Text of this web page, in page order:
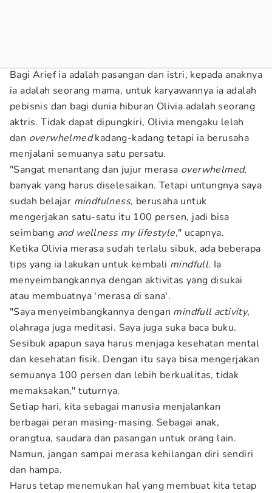
Bagi Arief ia adalah pasangan dan istri, kepada anaknya
ia adalah seorang mama, untuk karyawannya ia adalah
pebisnis dan bagi dunia hiburan Olivia adalah seorang
aktris. Tidak dapat dipungkiri, Olivia mengaku lelah
dan overwhelmedkadang-kadang tetapi ia berusaha
menjalani semuanya satu persatu.
"Sangat menantang dan jujur merasa overwhelmed,
banyak yang harus diselesaikan. Tetapi untungnya saya
sudah belajar mindfulness, berusaha untuk
mengerjakan satu-satu itu 100 persen, jadi bisa
seimbang and wellness my lifestyle," ucapnya.
Ketika Olivia merasa sudah terlalu sibuk, ada beberapa
tips yang ia lakukan untuk kembali mindfull. Ia
menyeimbangkannya dengan aktivitas yang disukai
atau membuatnya 'merasa di sana'.
"Saya menyeimbangkannya dengan mindfull activity,
olahraga juga meditasi. Saya juga suka baca buku.
Sesibuk apapun saya harus menjaga kesehatan mental
dan kesehatan fisik. Dengan itu saya bisa mengerjakan
semuanya 100 persen dan lebih berkualitas, tidak
memaksakan," tuturnya.
Setiap hari, kita sebagai manusia menjalankan
berbagai peran masing-masing. Sebagai anak,
orangtua, saudara dan pasangan untuk orang lain.
Namun, jangan sampai merasa kehilangan diri sendiri
dan hampa.
Harus tetap menemukan hal yang membuat kita tetap